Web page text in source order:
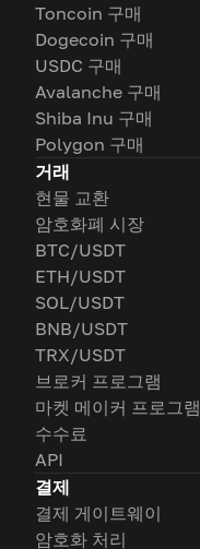
Toncoin 구매
Dogecoin 구매
USDC 구매
Avalanche 구매
Shiba Inu 구매
Polygon 구매
거래
현물 교환
암호화폐 시장
BTC/USDT
ETH/USDT
SOL/USDT
BNB/USDT
TRX/USDT
브로커 프로그램
마켓 메이커 프로그램
수수료
API
결제
결제 게이트웨이
암호화 처리